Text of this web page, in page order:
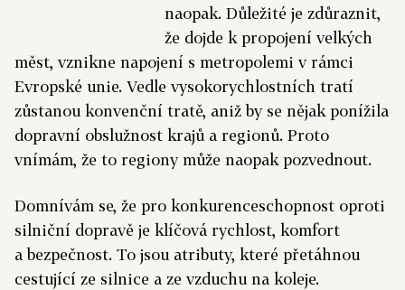
naopak. Důležité je zdůraznit,
že dojde k propojení velkých
měst, vznikne napojení s metropolemi v rámci
Evropské unie. Vedle vysokorychlostních tratí
zůstanou konvenční tratě, aniž by se nějak ponížila
dopravní obslužnost krajů a regionů. Proto
vnímám, že to regiony může naopak pozvednout.
Domnívám se, že pro konkurenceschopnost oproti
silniční dopravě je klíčová rychlost, komfort
a bezpečnost. To jsou atributy, které přetáhnou
cestující ze silnice a ze vzduchu na koleje.